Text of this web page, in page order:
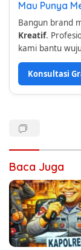
Mau Punya
Bangun brand
Kreatif.
kami bantu
Konsultasi
Baca Juga